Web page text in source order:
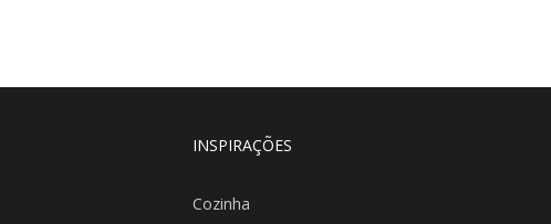
INSPIRAÇÕES
Cozinha